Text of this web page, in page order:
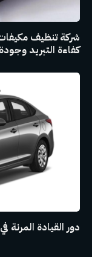
شركة تنظيف
كفاءة التبريد
دور القيادة المرنة